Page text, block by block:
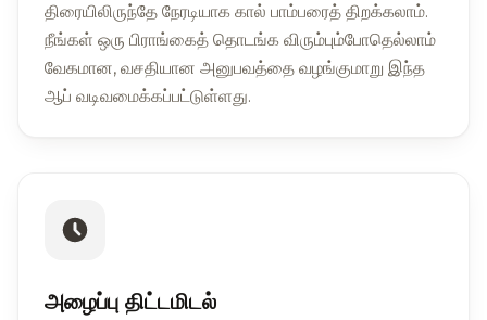
திரையிலிருந்தே நேரடியாக கால் பாம்பரைத் திறக்கலாம்.
நீங்கள் ஒரு பிராங்கைத் தொடங்க விரும்பும்போதெல்லாம்
வேகமான, வசதியான அனுபவத்தை வழங்குமாறு இந்த
ஆப் வடிவமைக்கப்பட்டுள்ளது.
அழைப்பு திட்டமிடல்